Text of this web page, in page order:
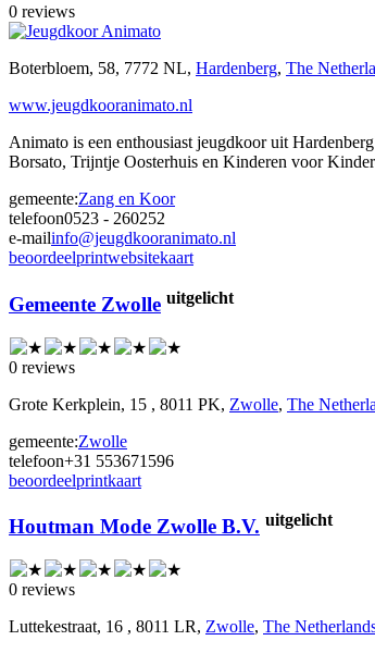
0 reviews
Boterbloem, 58, 7772 NL, Hardenberg, The
www.jeugdkooranimato.nl
Animato is een enthousiast jeugdkoor uit
Borsato, Trijntje Oosterhuis en Kinderen voor
gemeente:Zang en Koor
telefoon0523 - 260252
e-mailinfo@jeugdkooranimato.nl
beoordeelprintwebsitekaart
Gemeente Zwolle uitgelicht
0 reviews
Grote Kerkplein, 15 , 8011 PK, Zwolle, The
gemeente:Zwolle
telefoon+31 553671596
beoordeelprintkaart
Houtman Mode Zwolle B.V. uitgelicht
0 reviews
Luttekestraat, 16 , 8011 LR, Zwolle, The